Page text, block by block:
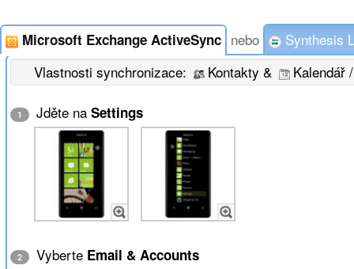
Microsoft Exchange ActiveSync nebo
Synthesis
Vlastnosti synchronizace:
Kontakty & Kalendář
1 Jděte na Settings
2 Vyberte Email & Accounts